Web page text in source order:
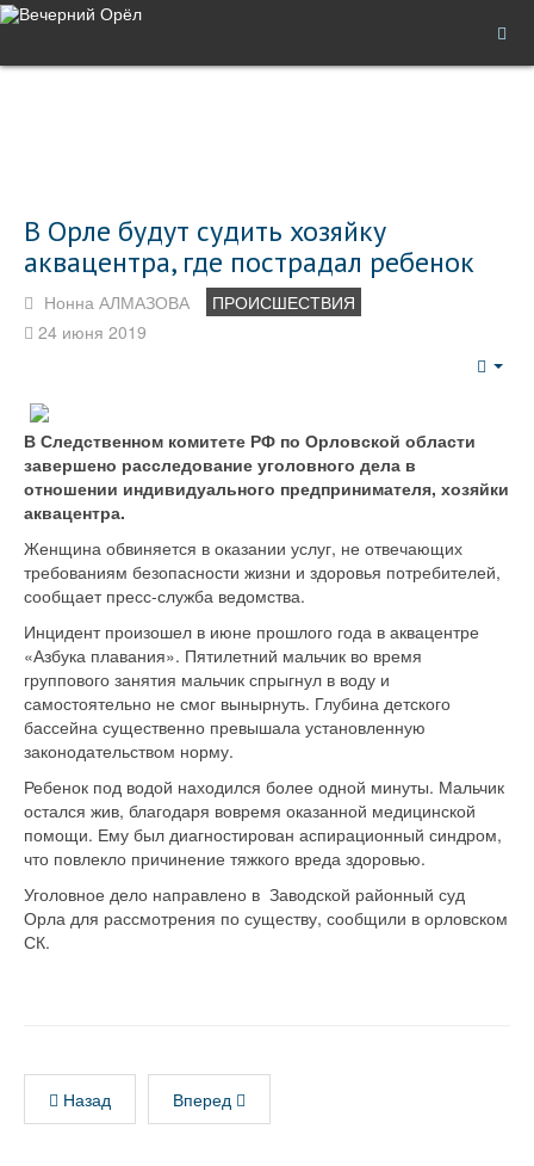
В Орле будут судить хозяйку
аквацентра, где пострадал ребенок
Нонна АЛМАЗОВА
ПРОИСШЕСТВИЯ
24 июня 2019
В Следственном комитете РФ по Орловской области
завершено расследование уголовного дела в
отношении индивидуального предпринимателя, хозяйки
аквацентра.
Женщина обвиняется в оказании услуг, не отвечающих
требованиям безопасности жизни и здоровья потребителей,
сообщает пресс-служба ведомства.
Инцидент произошел в июне прошлого года в аквацентре
«Азбука плавания». Пятилетний мальчик во время
группового занятия мальчик спрыгнул в воду и
самостоятельно не смог вынырнуть. Глубина детского
бассейна существенно превышала установленную
законодательством норму.
Ребенок под водой находился более одной минуты. Мальчик
остался жив, благодаря вовремя оказанной медицинской
помощи. Ему был диагностирован аспирационный синдром,
что повлекло причинение тяжкого вреда здоровью.
Уголовное дело направлено в Заводской районный суд
Орла для рассмотрения по существу, сообщили в орловском
СК.
Назад Вперед